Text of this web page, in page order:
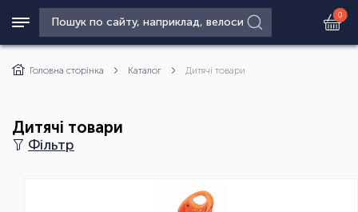
0
Головна сторінка Каталог Дитячі товари
Дитячі товари
Фільтр